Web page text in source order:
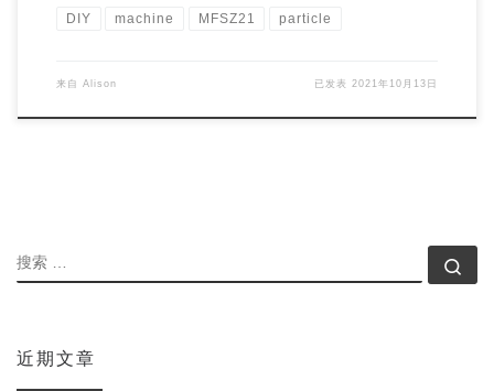
DIY machine MFSZ21 particle
来自 Alison 已发表 2021年10月13日
搜索
近期文章